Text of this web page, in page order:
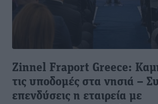
Zinnel Fraport Greece:
τις υποδομές στα νησιά –
επενδύσεις η εταιρεία με